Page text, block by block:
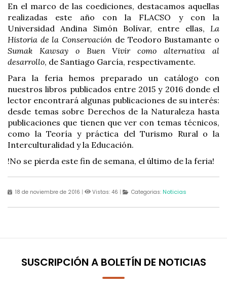
En el marco de las coediciones, destacamos aquellas
realizadas este año con la FLACSO y con la
Universidad Andina Simón Bolívar, entre ellas, La
Historia de la Conservación de Teodoro Bustamante o
Sumak Kawsay o Buen Vivir como alternativa al
desarrollo, de Santiago García, respectivamente.
Para la feria hemos preparado un catálogo con
nuestros libros publicados entre 2015 y 2016 donde el
lector encontrará algunas publicaciones de su interés:
desde temas sobre Derechos de la Naturaleza hasta
publicaciones que tienen que ver con temas técnicos,
como la Teoría y práctica del Turismo Rural o la
Interculturalidad y la Educación.
!No se pierda este fin de semana, el último de la feria!
18 de noviembre de 2016 | Vistas: 46 | Categorias: Noticias
SUSCRIPCIÓN A BOLETÍN DE NOTICIAS